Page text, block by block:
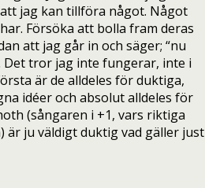
jag kan tillföra något. Något
Försöka att bolla fram deras
att jag går in och säger; “nu
Det tror jag inte fungerar, inte i
är de alldeles för duktiga,
idéer och absolut alldeles för
(sångaren i +1, vars riktiga
är ju väldigt duktig vad gäller just